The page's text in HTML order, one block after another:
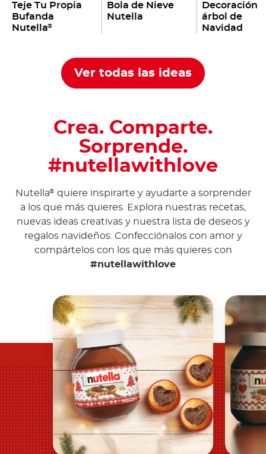
Teje Tu Propia
Bufanda
Nutella®
Bola de Nieve
Nutella
Decoración
árbol de
Navidad
Ver todas las ideas
Crea. Comparte.
Sorprende.
#nutellawithlove
Nutella® quiere inspirarte y ayudarte a sorprender
a los que más quieres. Explora nuestras recetas,
nuevas ideas creativas y nuestra lista de deseos y
regalos navideños. Confecciónalos con amor y
compártelos con los que más quieres con
#nutellawithlove